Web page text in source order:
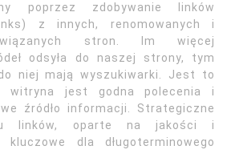
poprzez zdobywanie linków
z innych, renomowanych i
stron. Im więcej
odsyła do naszej strony, tym
niej mają wyszukiwarki. Jest to
witryna jest godna polecenia i
źródło informacji. Strategiczne
linków, oparte na jakości i
dla długoterminowego